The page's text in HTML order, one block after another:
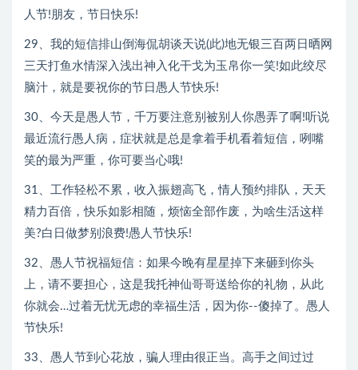
人节!朋友，节日快乐!
29、我的短信排山倒海侃胡谈天说(此)地无银三百两日晒网
三天打鱼水情深入浅出神入化干戈为玉帛你一笑!如此绞尽
脑汁，就是要祝你的节日愚人节快乐!
30、今天是愚人节，千万要注意别被别人你愚弄了啊!听说
最近流行愚人病，症状就是总是拿着手机看着短信，咧嘴
笑的最为严重，你可要当心哦!
31、工作轻松不累，收入振翅高飞，情人预约排队，天天
精力百倍，快乐如影相随，烦恼全部作废，为啥生活这样
美?白日做梦别浪费!愚人节快乐!
32、愚人节祝福短信：如果今晚有星星掉下来砸到你头
上，请不要担心，这是我托神仙哥哥送给你的礼物，从此
你就会…过着无忧无虑的幸福生活，因为你--傻掉了。愚人
节快乐!
33、愚人节到心花放，骗人理由很正当。高手之间过过